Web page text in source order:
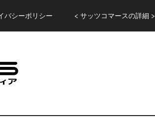
バシーポリシー < サッツコマースの詳細 >